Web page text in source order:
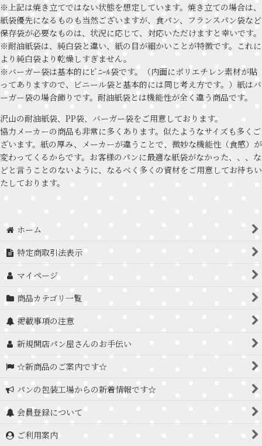
※上記は焼き立てではない状態を想定しています。焼き立ての場合は、
紙袋優先になるものも当然ございますが、食パン、フランスパン袋など
保存袋が必要なものは、状況に応じて、対応いただけますと幸いです。
※耐油紙袋は、純白袋と違い、紙の目が細かいことが特徴です。これに
より純白袋より乾燥しすぎません。
※バーガー袋は基本的にﾋﾞﾆｰﾙ袋です。（内面にポリエチレン素材が貼
ってありますので、ビニール袋と基本的には同じ考え方です。）紙はバ
ーガー袋の場合飾りです。耐油紙袋とは機能性が全く違う商品です。
沢山の耐油紙袋、PP袋、バーガー袋をご用意しております。
協力メーカーの商品も非常に多くあります。似たようなサイズも多くご
ざいます。紙の厚み、メーカーが違うことで、微妙な機能性（食感）が
変わってくるからです。お客様のパンに最適な紙袋がなかった、、、な
どと言うことのないように、なるべく多くの資材をご用意してお待ちい
たしております。
ホーム
特定商取引法表示
マイページ
商品カテゴリ一覧
掲載事項の注意
新規開店パン屋さんのお手伝い
☆新商品のご案内です☆
パンの包装工場からの新着情報です☆
会員登録について
ご利用案内